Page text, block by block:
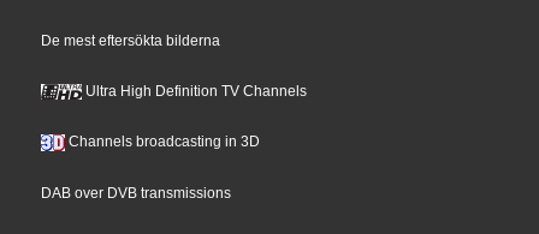
De mest eftersökta bilderna
Ultra High Definition TV Channels
Channels broadcasting in 3D
DAB over DVB transmissions